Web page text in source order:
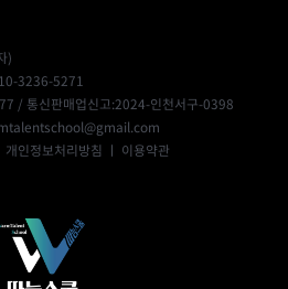
)
3236-5271
/ 통신판매업신고:2024-인천서구-0398
개인정보처리방침 ㅣ 이용약관